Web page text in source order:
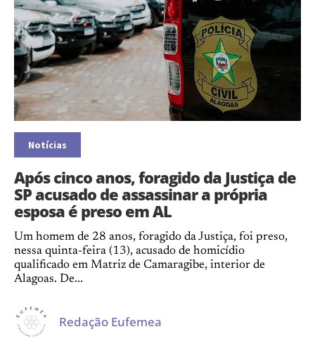
Notícias
Após cinco anos, foragido da Justiça de
SP acusado de assassinar a própria
esposa é preso em AL
Um homem de 28 anos, foragido da Justiça, foi preso,
nessa quinta-feira (13), acusado de homicídio
qualificado em Matriz de Camaragibe, interior de
Alagoas. De...
Redação Eufemea